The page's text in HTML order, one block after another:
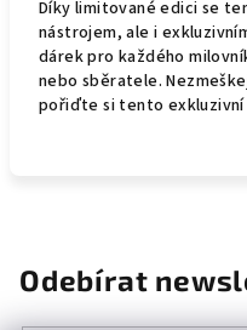
Díky limitované edici se
nástrojem, ale i
dárek pro každého
nebo sběratele.
pořiďte si tento exkluzivní
Odebírat